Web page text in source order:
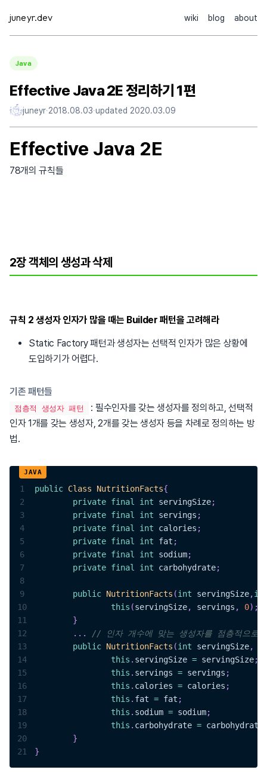
to
content
juneyr.dev wiki blog about
Java
Effective Java 2E 정리하기 1편
juneyr·2018.08.03·updated 2020.03.09
Effective Java 2E
78개의 규칙들
2장 객체의 생성과 삭제
규칙 2 생성자 인자가 많을 때는 Builder 패턴을 고려해라
Static Factory 패턴과 생성자는 선택적 인자가 많은 상황에
도입하기가 어렵다.
기존 패턴들
점층적 생성자 패턴
: 필수인자를 갖는 생성자를 정의하고, 선택적
인자 1개를 갖는 생성자, 2개를 갖는 생성자 등을 차례로 정의하는 방
법.
1 public Class NutritionFacts{
2
private final int servingSize;
3
private final int servings ;
4
private final int calories ;
5
private final int fat ;
6
private final int sodium;
7
private final int carbohydrate;
8
9
public NutritionFacts (int servingSize,
10
this (servingSize, servings , 0) ;
11
}
12
. . .
// 인자 개수에 맞는 생성자를 점층적으로
13
public NutritionFacts (int servingSize,
14
this . servingSize = servingSize;
15
this . servings = servings ;
16
this . calories = calories ;
17
this . fat = fat ;
18
this . sodium = sodium;
19
this . carbohydrate = carbohydrate
20
}
21
}